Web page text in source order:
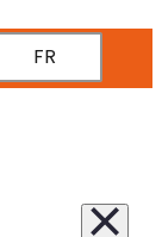
FR